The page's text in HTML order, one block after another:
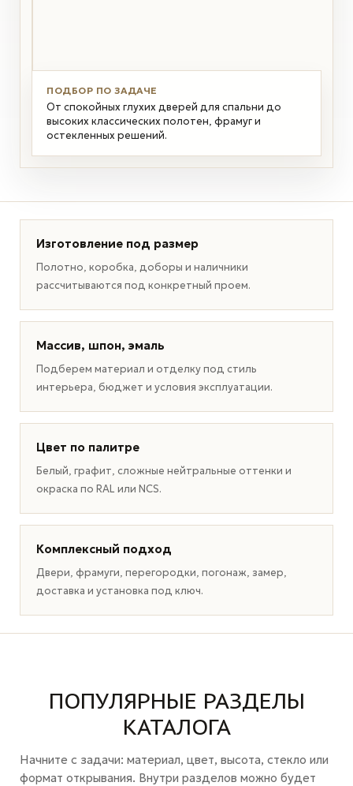
ПОДБОР ПО ЗАДАЧЕ
От спокойных глухих дверей для спальни до
высоких классических полотен, фрамуг и
остекленных решений.
Изготовление под размер
Полотно, коробка, доборы и наличники
рассчитываются под конкретный проем.
Массив, шпон, эмаль
Подберем материал и отделку под стиль
интерьера, бюджет и условия эксплуатации.
Цвет по палитре
Белый, графит, сложные нейтральные оттенки и
окраска по RAL или NCS.
Комплексный подход
Двери, фрамуги, перегородки, погонаж, замер,
доставка и установка под ключ.
ПОПУЛЯРНЫЕ РАЗДЕЛЫ
КАТАЛОГА
Начните с задачи: материал, цвет, высота, стекло или
формат открывания. Внутри разделов можно будет